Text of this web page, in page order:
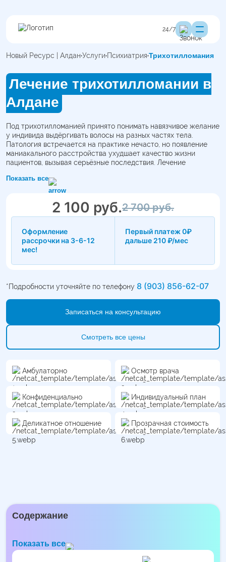
24/7
Новый Ресурс | Алдан Услуги Психиатрия Трихотилломания
Лечение трихотилломании в
Алдане
Под трихотилломанией принято понимать навязчивое желание
у индивида выдёргивать волосы на разных частях тела.
Патология встречается на практике нечасто, но появление
маниакального расстройства ухудшает качество жизни
пациентов, вызывая серьёзные последствия. Лечение
восстановления физического и психического здоровья.
Показать все
2 700 руб.
2 100 руб.
Оформление
рассрочки на 3-6-12
мес!
Первый платеж 0₽
дальше 210 ₽/мес
*Подробности уточняйте по телефону 8 (903) 856-62-07
Записаться на консультацию
Смотреть все цены
Амбулаторно Осмотр врача
Конфиденциально Индивидуальный план
Деликатное отношение Прозрачная стоимость
Содержание
Показать все